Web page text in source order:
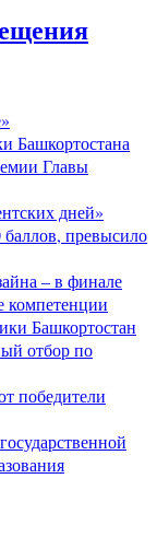
Башкортостана
Главы
дней»
превысило
– в финале
компетенции
Башкортостан
отбор по
победители